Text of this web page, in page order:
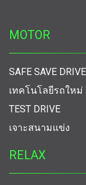
MOTOR
SAFE SAVE DRIVE
เทคโนโลยีรถใหม่
TEST DRIVE
เจาะสนามแข่ง
RELAX